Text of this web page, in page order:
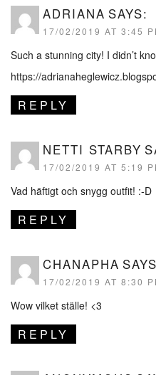
ADRIANA SAYS:
17/02/2019 AT 3:45
Such a stunning city! I didn’t
https://
REPLY
NETTI STARBY
17/02/2019 AT 5:19
Vad häftigt och snygg outfit! :-D
REPLY
CHANAPHA
17/02/2019 AT 8:30
Wow vilket ställe! <3
REPLY